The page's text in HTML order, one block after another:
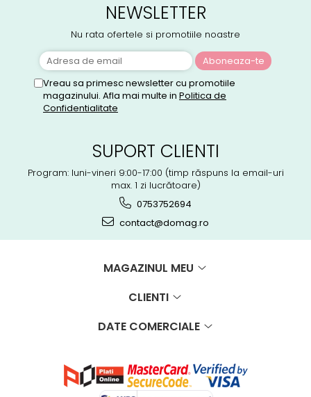
NEWSLETTER
Nu rata ofertele si promotiile noastre
Vreau sa primesc newsletter cu promotiile
magazinului. Afla mai multe in Politica de
Confidentialitate
SUPORT CLIENTI
Program: luni-vineri 9:00-17:00 (timp răspuns la email-uri
max. 1 zi lucrătoare)
0753752694
contact@domag.ro
MAGAZINUL MEU
CLIENTI
DATE COMERCIALE